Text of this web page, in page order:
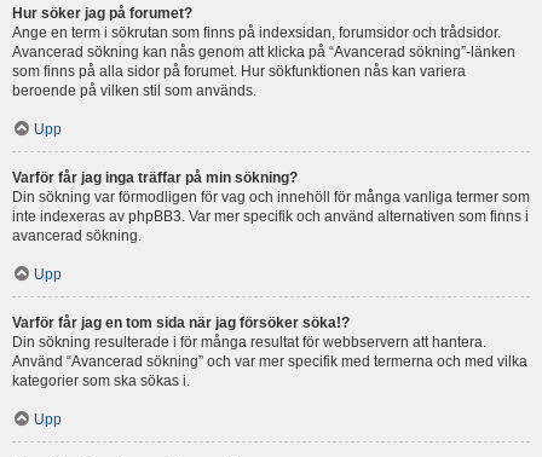
Hur söker jag på forumet?
Ange en term i sökrutan som finns på indexsidan, forumsidor och trådsidor.
Avancerad sökning kan nås genom att klicka på “Avancerad sökning”-länken
som finns på alla sidor på forumet. Hur sökfunktionen nås kan variera
beroende på vilken stil som används.
Upp
Varför får jag inga träffar på min sökning?
Din sökning var förmodligen för vag och innehöll för många vanliga termer som
inte indexeras av phpBB3. Var mer specifik och använd alternativen som finns i
avancerad sökning.
Upp
Varför får jag en tom sida när jag försöker söka!?
Din sökning resulterade i för många resultat för webbservern att hantera.
Använd “Avancerad sökning” och var mer specifik med termerna och med vilka
kategorier som ska sökas i.
Upp